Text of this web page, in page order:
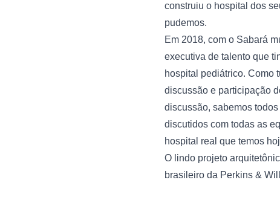
construiu o hospital dos
pudemos.
Em 2018, com o Sabará
executiva de talento que
hospital pediátrico. Como
discussão e participação
discussão, sabemos
discutidos com todas as
hospital real que temos
O lindo projeto
brasileiro da Perkins & Will